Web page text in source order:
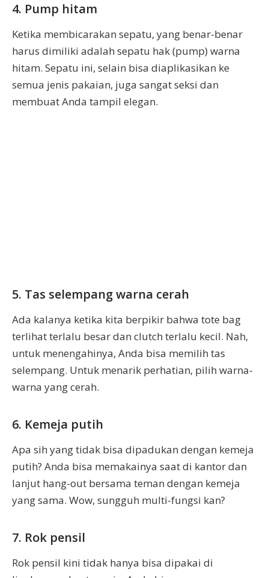
4. Pump hitam
Ketika membicarakan sepatu, yang benar-benar
harus dimiliki adalah sepatu hak (pump) warna
hitam. Sepatu ini, selain bisa diaplikasikan ke
semua jenis pakaian, juga sangat seksi dan
membuat Anda tampil elegan.
5. Tas selempang warna cerah
Ada kalanya ketika kita berpikir bahwa tote bag
terlihat terlalu besar dan clutch terlalu kecil. Nah,
untuk menengahinya, Anda bisa memilih tas
selempang. Untuk menarik perhatian, pilih warna-
warna yang cerah.
6. Kemeja putih
Apa sih yang tidak bisa dipadukan dengan kemeja
putih? Anda bisa memakainya saat di kantor dan
lanjut hang-out bersama teman dengan kemeja
yang sama. Wow, sungguh multi-fungsi kan?
7. Rok pensil
Rok pensil kini tidak hanya bisa dipakai di